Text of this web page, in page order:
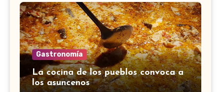
Gastronomía
La cocina de los pueblos convoca a
los asuncenos